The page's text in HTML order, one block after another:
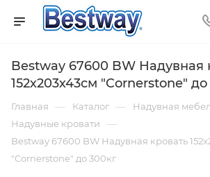
Bestway 67600 BW Надувная
152х203х43см "Cornerstone"
Главная — Каталог — Надувная
Надувные кровати —
Bestway 67600 BW Надувная кровать
"Cornerstone" до 300кг